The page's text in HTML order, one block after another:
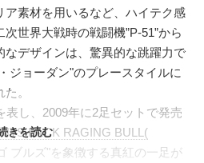
ア素材を用いるなど、ハイテク感
世界大戦時の戦闘機”P-51”から
なデザインは、驚異的な跳躍力で
ジョーダン"のプレースタイルに
。
し、2009年に2足セットで発売
PACK RAGING BULL(
ブルズ"を象徴する真紅の一足が
きを読む